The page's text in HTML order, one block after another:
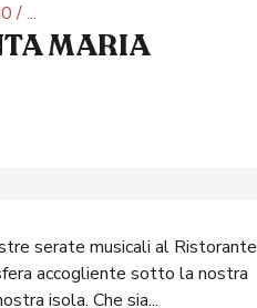
/ ...
MARIA
serate musicali al Ristorante
accogliente sotto la nostra
isola. Che sia...